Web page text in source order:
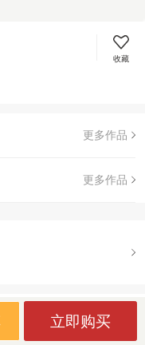
收藏
更多作品
更多作品
立即购买